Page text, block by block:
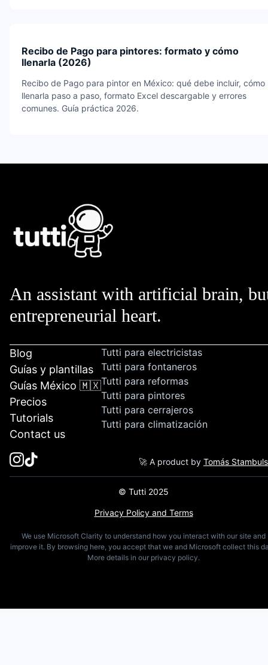
Recibo de Pago para pintores: formato y cómo
llenarla (2026)
Recibo de Pago para pintor en México: qué debe incluir, cómo
llenarla paso a paso, formato Excel descargable y errores
comunes. Guía práctica 2026.
An assistant with artificial brain,
entrepreneurial heart.
Blog
Guías y plantillas
Guías México 🇲🇽
Precios
Tutorials
Contact us
Tutti para electricistas
Tutti para fontaneros
Tutti para reformas
Tutti para pintores
Tutti para cerrajeros
Tutti para climatización
🚀 A product by Tomás
© Tutti 2025
Privacy Policy and Terms
We use Microsoft Clarity to understand how you interact with our site and
improve it. By browsing here, you accept that we and Microsoft collect this
More details in our privacy policy.